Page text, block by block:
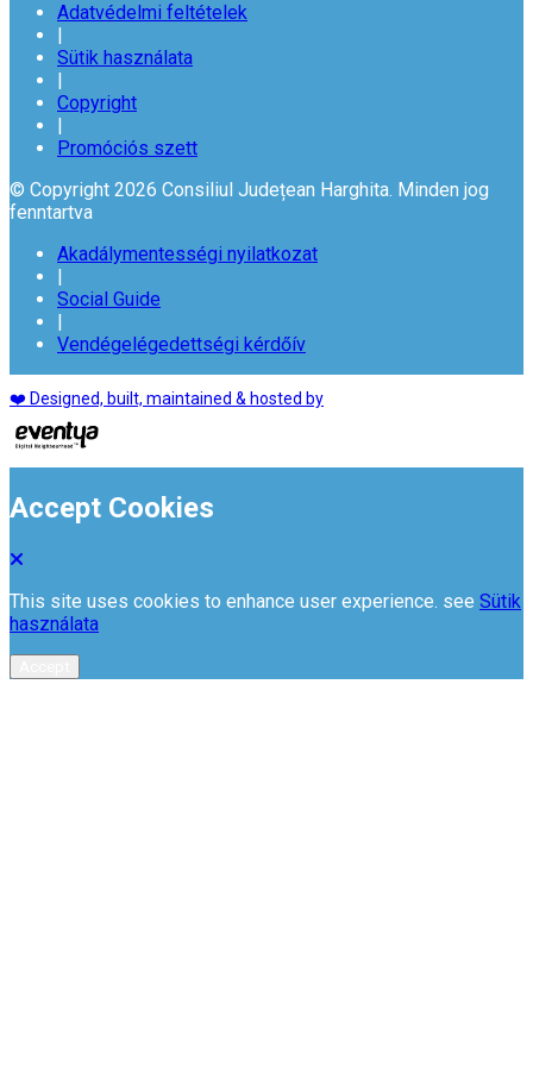
Adatvédelmi feltételek
Sütik használata
Copyright
Promóciós szett
© Copyright 2026 Consiliul Județean Harghita. Minden jog
fenntartva
Akadálymentességi nyilatkozat
Social Guide
Vendégelégedettségi kérdőív
❤️ Designed, built, maintained & hosted by
Accept Cookies
This site uses cookies to enhance user experience. see Sütik
használata